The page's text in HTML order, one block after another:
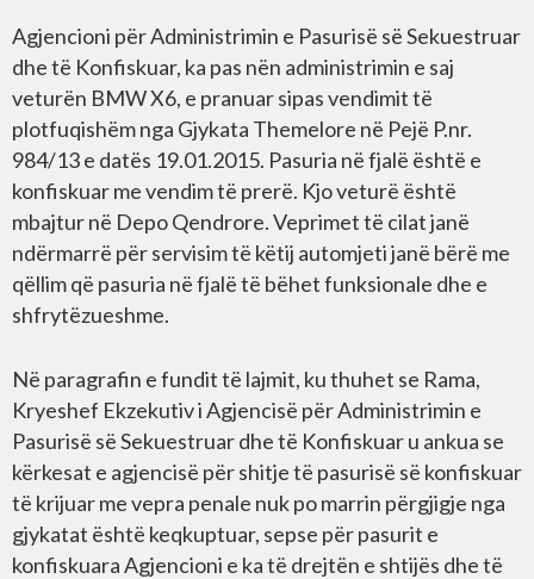
Agjencioni për Administrimin e Pasurisë së Sekuestruar
dhe të Konfiskuar, ka pas nën administrimin e saj
veturën BMW X6, e pranuar sipas vendimit të
plotfuqishëm nga Gjykata Themelore në Pejë P.nr.
984/13 e datës 19.01.2015. Pasuria në fjalë është e
konfiskuar me vendim të prerë. Kjo veturë është
mbajtur në Depo Qendrore. Veprimet të cilat janë
ndërmarrë për servisim të këtij automjeti janë bërë me
qëllim që pasuria në fjalë të bëhet funksionale dhe e
shfrytëzueshme.
Në paragrafin e fundit të lajmit, ku thuhet se Rama,
Kryeshef Ekzekutiv i Agjencisë për Administrimin e
Pasurisë së Sekuestruar dhe të Konfiskuar u ankua se
kërkesat e agjencisë për shitje të pasurisë së konfiskuar
të krijuar me vepra penale nuk po marrin përgjigje nga
gjykatat është keqkuptuar, sepse për pasurit e
konfiskuara Agjencioni e ka të drejtën e shtijës dhe të